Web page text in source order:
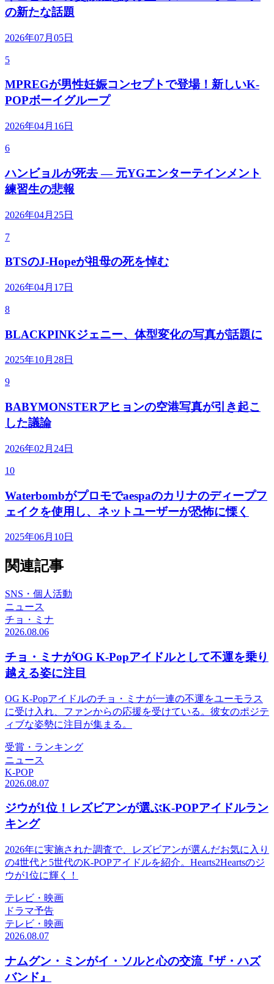
の新たな話題
2026年07月05日
5
MPREGが男性妊娠コンセプトで登場！新しいK-
POPボーイグループ
2026年04月16日
6
ハンビョルが死去 — 元YGエンターテインメント
練習生の悲報
2026年04月25日
7
BTSのJ-Hopeが祖母の死を悼む
2026年04月17日
8
BLACKPINKジェニー、体型変化の写真が話題に
2025年10月28日
9
BABYMONSTERアヒョンの空港写真が引き起こ
した議論
2026年02月24日
10
Waterbombがプロモでaespaのカリナのディープフ
ェイクを使用し、ネットユーザーが恐怖に慄く
2025年06月10日
関連記事
SNS・個人活動
ニュース
チョ・ミナ
2026.08.06
チョ・ミナがOG K-Popアイドルとして不運を乗り
越える姿に注目
OG K-Popアイドルのチョ・ミナが一連の不運をユーモラス
に受け入れ、ファンからの応援を受けている。彼女のポジテ
ィブな姿勢に注目が集まる。
受賞・ランキング
ニュース
K-POP
2026.08.07
ジウが1位！レズビアンが選ぶK-POPアイドルラン
キング
2026年に実施された調査で、レズビアンが選んだお気に入り
の4世代と5世代のK-POPアイドルを紹介。Hearts2Heartsのジ
ウが1位に輝く！
テレビ・映画
ドラマ予告
テレビ・映画
2026.08.07
ナムグン・ミンがイ・ソルと心の交流『ザ・ハズ
バンド』